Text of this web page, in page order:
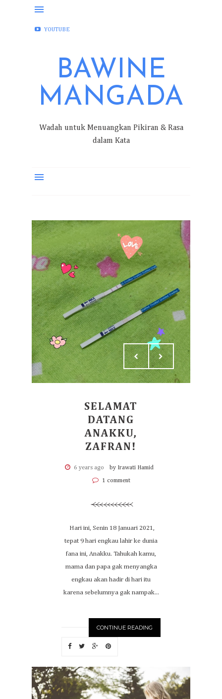
FACEBOOK
YOUTUBE
BAWINE
MANGADA
Wadah untuk Menuangkan Pikiran & Rasa
dalam Kata
SELAMAT
DATANG
ANAKKU,
ZAFRAN!
6 years ago by Irawati Hamid
1 comment
Hari ini, Senin 18 Januari 2021,
tepat 9 hari engkau lahir ke dunia
fana ini, Anakku. Tahukah kamu,
mama dan papa gak menyangka
engkau akan hadir di hari itu
karena sebelumnya gak nampak...
CONTINUE READING